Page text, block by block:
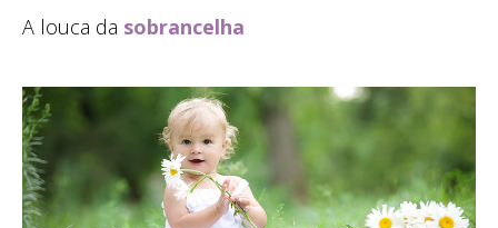
A louca da sobrancelha